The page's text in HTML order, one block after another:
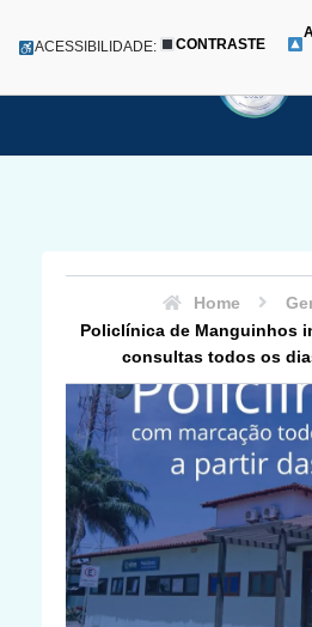
para
ACESSIBILIDADE: CONTRASTE
Home
Policlínica de Manguinhos
consultas todos os